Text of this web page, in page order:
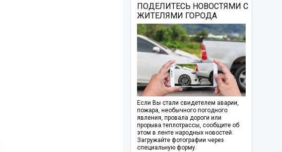
ПОДЕЛИТЕСЬ НОВОСТЯМИ С
ЖИТЕЛЯМИ ГОРОДА
Если Вы стали свидетелем аварии,
пожара, необычного погодного
явления, провала дороги или
прорыва теплотрассы, сообщите об
этом в ленте народных новостей.
Загружайте фотографии через
специальную форму.